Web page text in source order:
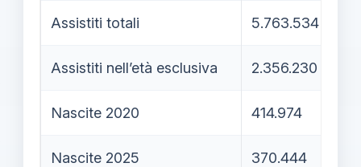
Assistiti totali 5.763.534
Assistiti nell’età esclusiva 2.356.230
Nascite 2020 414.974
Nascite 2025 370.444